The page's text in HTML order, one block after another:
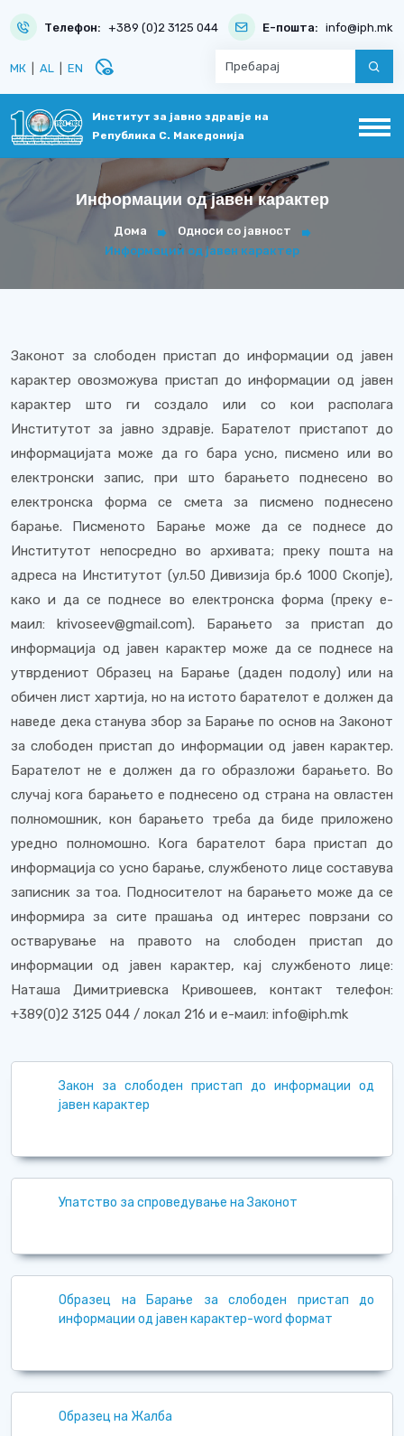
Телефон: +389 (0)2 3125 044 Е-пошта: info@iph.mk
МК AL EN disabled_visible
Институт за јавно здравје на
Република С. Македонија
Информации од јавен карактер
Дома
Односи со јавност
Информации од јавен карактер
Законот за слободен пристап до информации од јавен
карактер овозможува пристап до информации од јавен
карактер што ги создало или со кои располага
Институтот за јавно здравје. Барателот пристапот до
информацијата може да го бара усно, писмено или во
електронски запис, при што барањето поднесено во
електронска форма се смета за писмено поднесено
барање. Писменото Барање може да се поднесе до
Институтот непосредно во архивата; преку пошта на
адреса на Институтот (ул.50 Дивизија бр.6 1000 Скопје),
како и да се поднесе во електронска форма (преку е-
маил: krivoseev@gmail.com). Барањето за пристап до
информација од јавен карактер може да се поднесе на
утврдениот Образец на Барање (даден подолу) или на
обичен лист хартија, но на истото барателот е должен да
наведе дека станува збор за Барање по основ на Законот
за слободен пристап до информации од јавен карактер.
Барателот не е должен да го образложи барањето. Во
случај кога барањето е поднесено од страна на овластен
полномошник, кон барањето треба да биде приложено
уредно полномошно. Кога барателот бара пристап до
информација со усно барање, службеното лице составува
записник за тоа. Подносителот на барањето може да се
информира за сите прашања од интерес поврзани со
остварување на правото на слободен пристап до
информации од јавен карактер, кај службеното лице:
Наташа Димитриевска Кривошеев, контакт телефон:
+389(0)2 3125 044 / локал 216 и е-маил: info@iph.mk
Закон за слободен пристап до информации од
јавен карактер
Упатство за спроведување на Законот
Образец на Барање за слободен пристап до
информации од јавен карактер-word формат
Образец на Жалба